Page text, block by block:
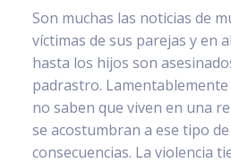
Son muchas las noticias de
víctimas de sus parejas y en
hasta los hijos son
padrastro.
no saben que viven en una
se acostumbran a ese tipo
consecuencias. La violencia